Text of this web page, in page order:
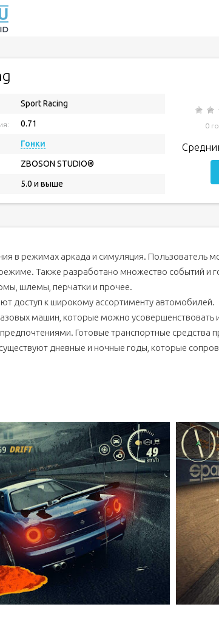
Sport Racing
0.71
Гонки
ZBOSON STUDIO®
5.0 и выше
0
в режимах аркада и симуляция. Пользователь
Также разработано множество событий и
шлемы, перчатки и прочее.
доступ к широкому ассортименту автомобилей.
машин, которые можно усовершенствовать
Готовые транспортные средства
дневные и ночные годы, которые